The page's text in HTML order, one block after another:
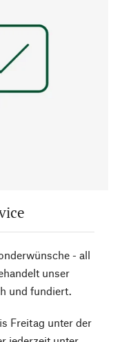
- all
unser
und fundiert.
Freitag unter der